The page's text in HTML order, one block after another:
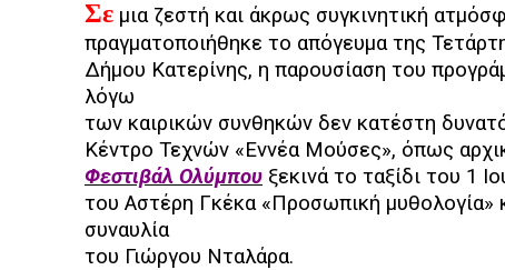
Σε μια ζεστή και άκρως συγκινητική
πραγματοποιήθηκε το απόγευμα της
Δήμου Κατερίνης, η παρουσίαση του
λόγω
των καιρικών συνθηκών δεν κατέστη
Κέντρο Τεχνών «Εννέα Μούσες», όπως
Φεστιβάλ Ολύμπου ξεκινά το ταξίδι του 1
του Αστέρη Γκέκα «Προσωπική μυθολογία»
συναυλία
του Γιώργου Νταλάρα.